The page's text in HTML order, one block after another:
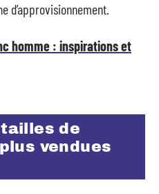
d’approvisionnement.
homme : inspirations et
de
vendues